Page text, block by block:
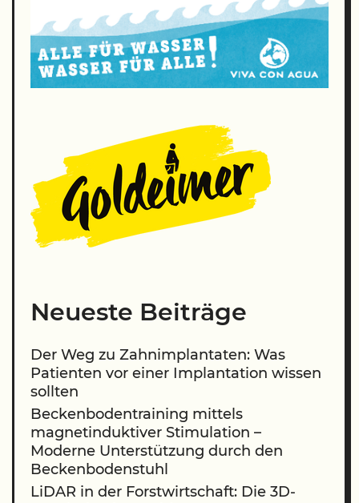
Neueste Beiträge
Der Weg zu Zahnimplantaten: Was
Patienten vor einer Implantation wissen
sollten
Beckenbodentraining mittels
magnetinduktiver Stimulation –
Moderne Unterstützung durch den
Beckenbodenstuhl
LiDAR in der Forstwirtschaft: Die 3D-